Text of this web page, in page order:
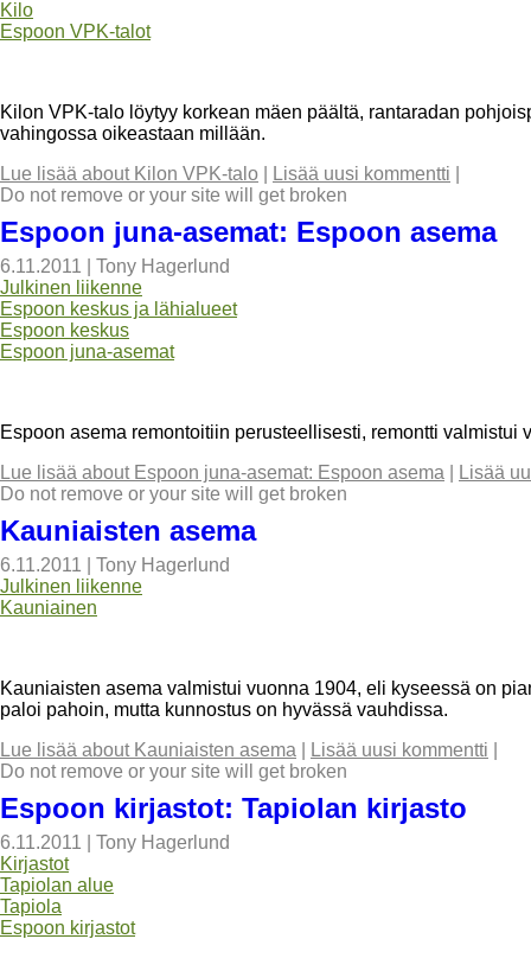
Kilo
Espoon VPK-talot
Kilon VPK-talo löytyy korkean mäen päältä, rantaradan
vahingossa oikeastaan millään.
Lue lisää about Kilon VPK-talo Lisää uusi kommentti
Do not remove or your site will get broken
Espoon juna-asemat: Espoon asema
6.11.2011
Tony Hagerlund
Julkinen liikenne
Espoon keskus ja lähialueet
Espoon keskus
Espoon juna-asemat
Espoon asema remontoitiin perusteellisesti, remontti valmistui
Lue lisää about Espoon juna-asemat: Espoon asema
Lisää
Do not remove or your site will get broken
Kauniaisten asema
6.11.2011
Tony Hagerlund
Julkinen liikenne
Kauniainen
Kauniaisten asema valmistui vuonna 1904, eli kyseessä on
paloi pahoin, mutta kunnostus on hyvässä vauhdissa.
Lue lisää about Kauniaisten asema Lisää uusi kommentti
Do not remove or your site will get broken
Espoon kirjastot: Tapiolan kirjasto
6.11.2011
Tony Hagerlund
Kirjastot
Tapiolan alue
Tapiola
Espoon kirjastot